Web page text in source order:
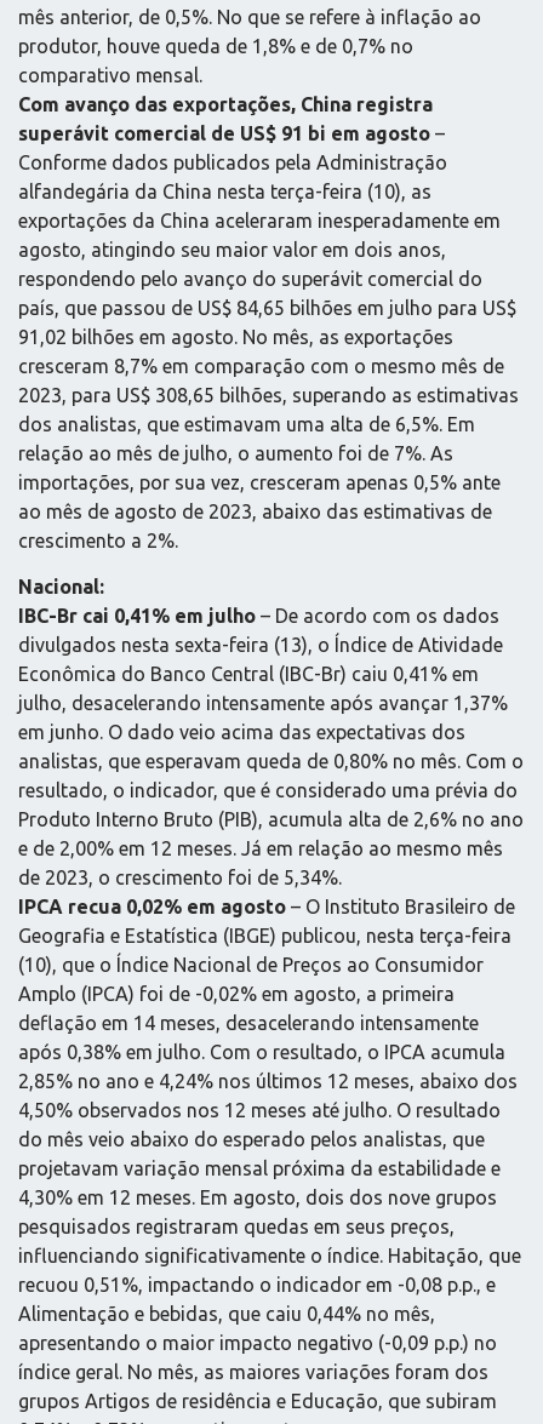
mês anterior, de 0,5%. No que se refere à inflação ao
produtor, houve queda de 1,8% e de 0,7% no
comparativo mensal.
Com avanço das exportações, China registra
superávit comercial de US$ 91 bi em agosto –
Conforme dados publicados pela Administração
alfandegária da China nesta terça-feira (10), as
exportações da China aceleraram inesperadamente em
agosto, atingindo seu maior valor em dois anos,
respondendo pelo avanço do superávit comercial do
país, que passou de US$ 84,65 bilhões em julho para US$
91,02 bilhões em agosto. No mês, as exportações
cresceram 8,7% em comparação com o mesmo mês de
2023, para US$ 308,65 bilhões, superando as estimativas
dos analistas, que estimavam uma alta de 6,5%. Em
relação ao mês de julho, o aumento foi de 7%. As
importações, por sua vez, cresceram apenas 0,5% ante
ao mês de agosto de 2023, abaixo das estimativas de
crescimento a 2%.
Nacional:
IBC-Br cai 0,41% em julho – De acordo com os dados
divulgados nesta sexta-feira (13), o Índice de Atividade
Econômica do Banco Central (IBC-Br) caiu 0,41% em
julho, desacelerando intensamente após avançar 1,37%
em junho. O dado veio acima das expectativas dos
analistas, que esperavam queda de 0,80% no mês. Com o
resultado, o indicador, que é considerado uma prévia do
Produto Interno Bruto (PIB), acumula alta de 2,6% no ano
e de 2,00% em 12 meses. Já em relação ao mesmo mês
de 2023, o crescimento foi de 5,34%.
IPCA recua 0,02% em agosto – O Instituto Brasileiro de
Geografia e Estatística (IBGE) publicou, nesta terça-feira
(10), que o Índice Nacional de Preços ao Consumidor
Amplo (IPCA) foi de -0,02% em agosto, a primeira
deflação em 14 meses, desacelerando intensamente
após 0,38% em julho. Com o resultado, o IPCA acumula
2,85% no ano e 4,24% nos últimos 12 meses, abaixo dos
4,50% observados nos 12 meses até julho. O resultado
do mês veio abaixo do esperado pelos analistas, que
projetavam variação mensal próxima da estabilidade e
4,30% em 12 meses. Em agosto, dois dos nove grupos
pesquisados registraram quedas em seus preços,
influenciando significativamente o índice. Habitação, que
recuou 0,51%, impactando o indicador em -0,08 p.p., e
Alimentação e bebidas, que caiu 0,44% no mês,
apresentando o maior impacto negativo (-0,09 p.p.) no
índice geral. No mês, as maiores variações foram dos
grupos Artigos de residência e Educação, que subiram